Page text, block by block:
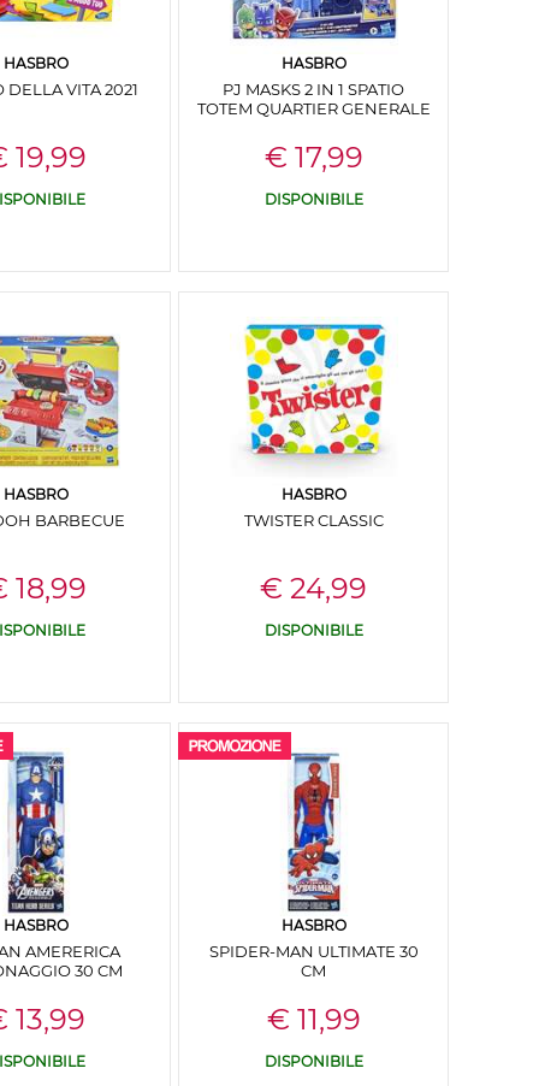
HASBRO
DELLA VITA 2021
19,99
HASBRO
PJ MASKS 2 IN 1 SPATIO
TOTEM QUARTIER GENERALE
€ 17,99
DISPONIBILE
HASBRO
BARBECUE
18,99
HASBRO
TWISTER CLASSIC
€ 24,99
DISPONIBILE
HASBRO
AMERERICA
30 CM
13,99
HASBRO
SPIDER-MAN ULTIMATE 30
CM
€ 11,99
DISPONIBILE